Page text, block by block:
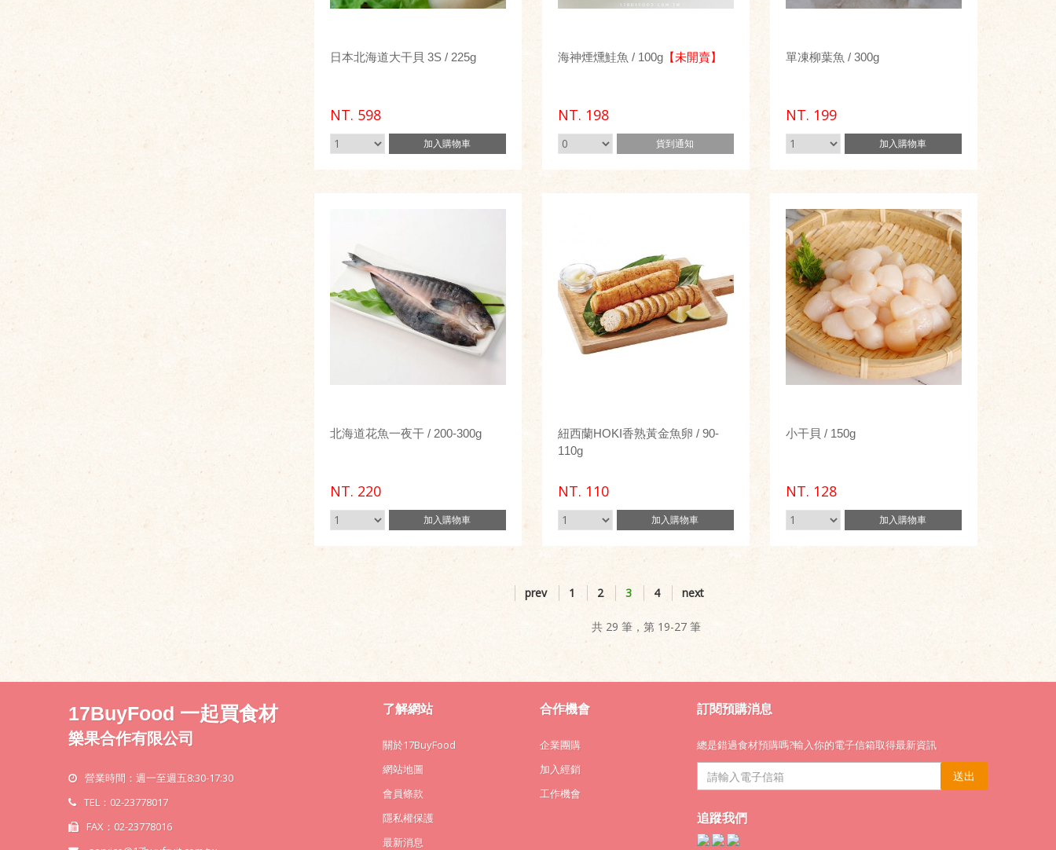
日本北海道大干貝 3S / 225g
NT. 598
加入購物車
海神煙燻鮭魚 / 100g【未開賣】
NT. 198
貨到通知
單凍柳葉魚 / 300g
NT. 199
加入購物車
北海道花魚一夜干 / 200-300g
NT. 220
加入購物車
紐西蘭HOKI香熟黃金魚卵 / 90-
110g
NT. 110
加入購物車
小干貝 / 150g
NT. 128
加入購物車
prev 1 2 3 4 next
共 29 筆，第 19-27 筆
17BuyFood 一起買食材
樂果合作有限公司
營業時間：週一至週五8:30-17:30
TEL：02-23778017
FAX：02-23778016
了解網站
關於17BuyFood
網站地圖
會員條款
隱私權保護
最新消息
合作機會
企業團購
加入經銷
工作機會
訂閱預購消息
總是錯過食材預購嗎?輸入你的電子信箱取得最新資訊
送出
追蹤我們